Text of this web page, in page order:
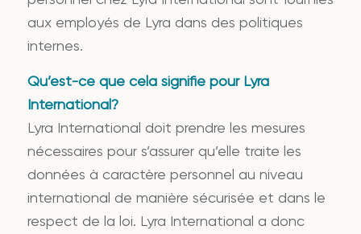
aux employés de Lyra dans des politiques
internes.
Qu’est-ce que cela signifie pour Lyra
International?
Lyra International doit prendre les mesures
nécessaires pour s’assurer qu’elle traite les
données à caractère personnel au niveau
international de manière sécurisée et dans le
respect de la loi. Lyra International a donc